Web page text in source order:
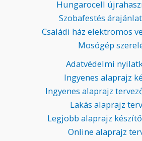
Hungarocell
Szobafestés
Családi ház elektromos
Mosógép
Adatvédelmi
Ingyenes alaprajz
Ingyenes alaprajz
Lakás alaprajz
Legjobb alaprajz
Online alaprajz